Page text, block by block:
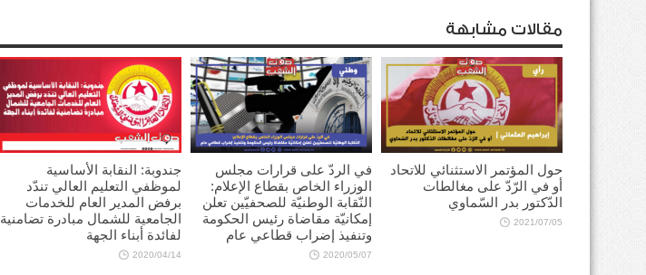
مقالات مشابهة
حول المؤتمر الاستثنائي للاتحاد
أو في الرّدّ على مغالطات
الدّكتور بدر السّماوي
2021/07/05
في الردّ على قرارات مجلس
الوزراء الخاص بقطاع الإعلام:
النّقابة الوطنيّة للصحفيّين تعلن
إمكانيّة مقاضاة رئيس الحكومة
وتنفيذ إضراب قطاعي عام
2020/05/07
جندوبة: النقابة الأساسية
لموظفي التعليم العالي تندّد
برفض المدير العام للخدمات
الجامعية للشمال مبادرة تضامنية
لفائدة أبناء الجهة
2020/04/14